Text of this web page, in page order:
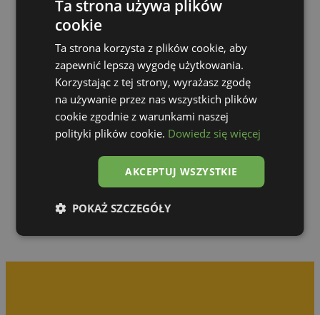
Ta strona używa plików
cookie
Ta strona korzysta z plików cookie, aby
zapewnić lepszą wygodę użytkowania.
Korzystając z tej strony, wyrażasz zgodę
na używanie przez nas wszystkich plików
cookie zgodnie z warunkami naszej
polityki plików cookie. Dowiedz się więcej
AKCEPTUJ WSZYSTKIE
POKAŻ SZCZEGÓŁY